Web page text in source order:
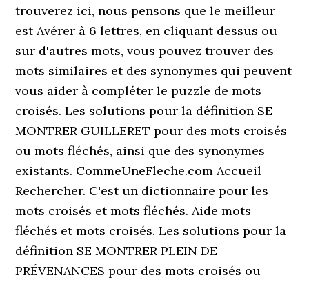
trouverez ici, nous pensons que le meilleur
est Avérer à 6 lettres, en cliquant dessus ou
sur d'autres mots, vous pouvez trouver des
mots similaires et des synonymes qui peuvent
vous aider à compléter le puzzle de mots
croisés. Les solutions pour la définition SE
MONTRER GUILLERET pour des mots croisés
ou mots fléchés, ainsi que des synonymes
existants. CommeUneFleche.com Accueil
Rechercher. C'est un dictionnaire pour les
mots croisés et mots fléchés. Aide mots
fléchés et mots croisés. Les solutions pour la
définition SE MONTRER PLEIN DE
PRÉVENANCES pour des mots croisés ou